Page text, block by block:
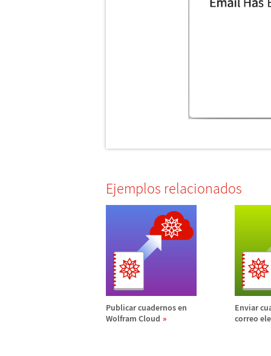
Ejemplos relacionados
Publicar cuadernos en
Wolfram Cloud
Enviar
correo